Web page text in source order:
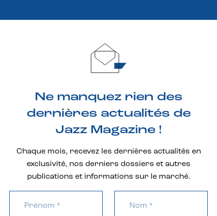
Ne manquez rien des
dernières actualités de
Jazz Magazine !
Chaque mois, recevez les dernières actualités en
exclusivité, nos derniers dossiers et autres
publications et informations sur le marché.